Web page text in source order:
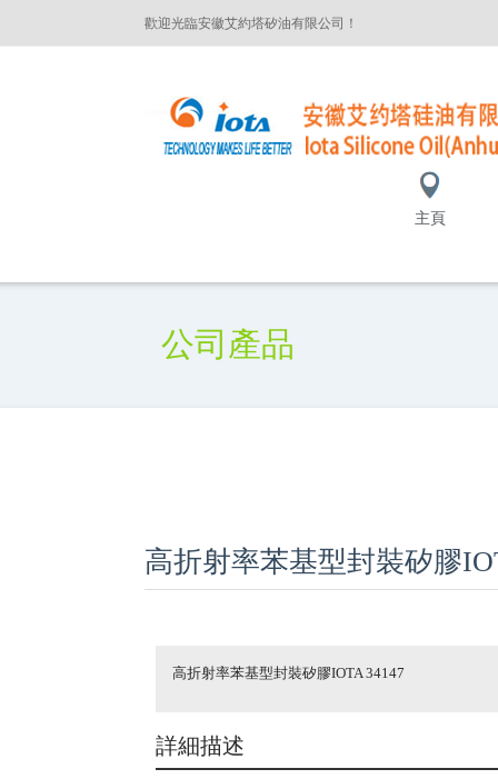
歡迎光臨安徽艾約塔矽油有限公司！
主頁
公司產品
高折射率苯基型封裝矽膠
高折射率苯基型封裝矽膠IOTA 34147
詳細描述